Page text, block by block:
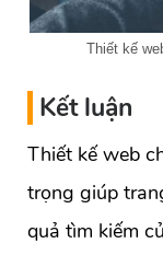
Thiết kế
Kết luận
Thiết kế web
trọng giúp
quả tìm kiếm